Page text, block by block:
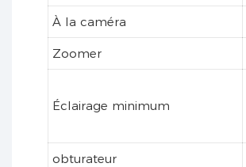
À la caméra
Zoomer
Éclairage minimum
obturateur